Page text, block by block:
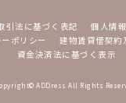
引法に基づく表記
個人情
ポリシー
建物賃貸借契約
資金決済法に基づく表示
ADDress All Rights